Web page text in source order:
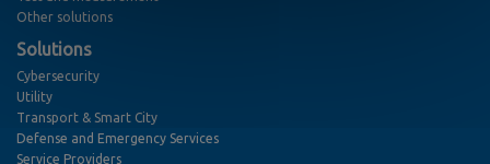
Other solutions
Solutions
Cybersecurity
Utility
Transport & Smart City
Defense and Emergency Services
Service Providers